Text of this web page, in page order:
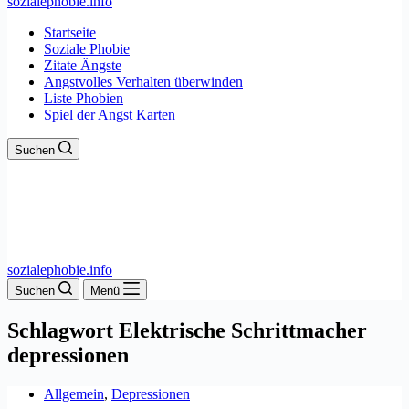
Startseite
Soziale Phobie
Zitate Ängste
Angstvolles Verhalten überwinden
Liste Phobien
Spiel der Angst Karten
Suchen
sozialephobie.info
Suchen Menü
Schlagwort Elektrische Schrittmacher
depressionen
Allgemein, Depressionen